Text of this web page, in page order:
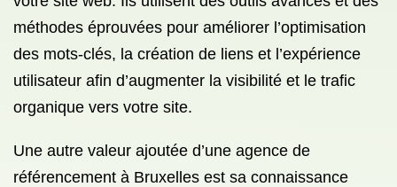
méthodes éprouvées pour améliorer l’optimisation
des mots-clés, la création de liens et l’expérience
utilisateur afin d’augmenter la visibilité et le trafic
organique vers votre site.
Une autre valeur ajoutée d’une agence de
référencement à Bruxelles est sa connaissance